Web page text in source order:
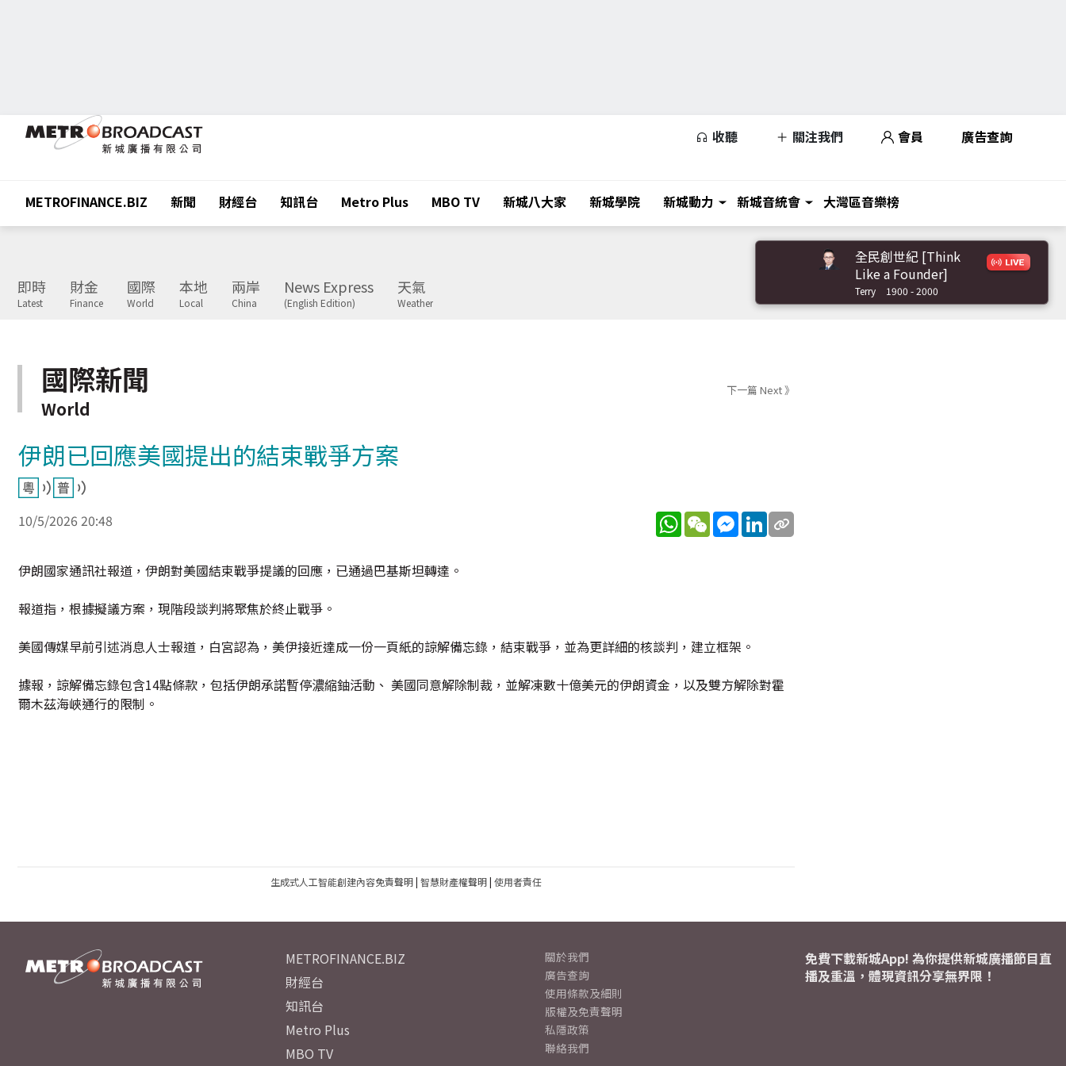
收聽 關注我們 會員 廣告查詢
METROFINANCE.BIZ 新聞 財經台 知訊台 Metro Plus MBO TV 新城八大家 新城學院 新城動力 新城音統會 大灣區音樂榜
即時
Latest
財金
Finance
國際
World
本地
Local
兩岸
China
News Express
(English Edition)
天氣
Weather
全民創世紀 [Think
Like a Founder]
Terry 1900 - 2000
國際新聞
World
下一篇 Next 》
伊朗已回應美國提出的結束戰爭方案
10/5/2026 20:48 WhatsApp
WeChatMessenger
LinkedIn
伊朗國家通訊社報道，伊朗對美國結束戰爭提議的回應，已通過巴基斯坦轉達。
報道指，根據擬議方案，現階段談判將聚焦於終止戰爭。
美國傳媒早前引述消息人士報道，白宮認為，美伊接近達成一份一頁紙的諒解備忘錄，結束戰爭，並為更詳細的核談判，建立框架。
據報，諒解備忘錄包含14點條款，包括伊朗承諾暫停濃縮鈾活動、 美國同意解除制裁，並解凍數十億美元的伊朗資金，以及雙方解除對霍
爾木茲海峽通行的限制。
生成式人工智能創建內容免責聲明| 智慧財產權聲明| 使用者責任
METROFINANCE.BIZ
財經台
知訊台
Metro Plus
MBO TV
關於我們
廣告查詢
使用條款及細則
版權及免責聲明
私隱政策
聯絡我們
免費下載新城App! 為你提供新城廣播節目直
播及重溫，體現資訊分享無界限！